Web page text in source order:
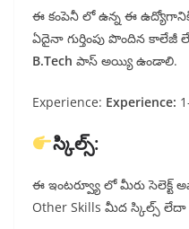
ఈ కంపెనీ లో ఉన్న ఈ
ఏదైనా గుర్తింపు పొందిన
B.Tech పాస్ అయ్యి ఉండాలి.
Experience: Experience:
స్కిల్స్:
ఈ ఇంటర్వ్యూ లో మీరు సెలెక్ట్
Other Skills మీద స్కిల్స్